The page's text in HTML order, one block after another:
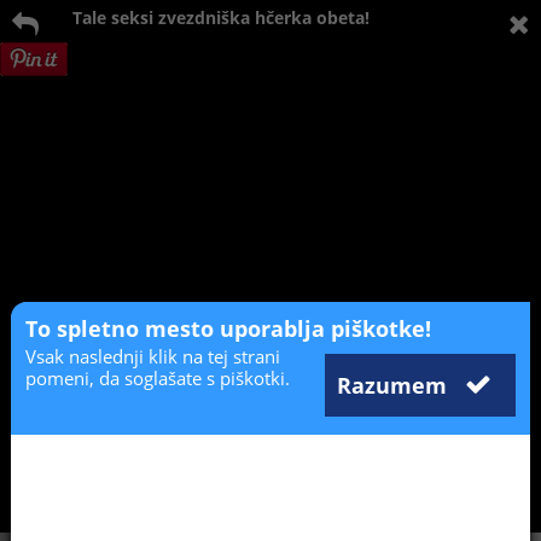
Tale seksi zvezdniška hčerka obeta!
To spletno mesto uporablja piškotke!
Razumem
Vsak naslednji klik na tej strani
pomeni, da soglašate s piškotki.